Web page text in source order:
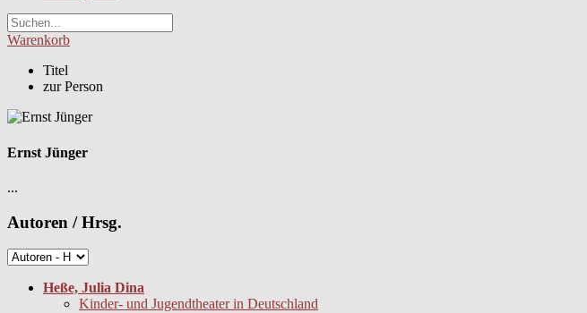
Warenkorb
Titel
zur Person
Ernst Jünger
...
Autoren / Hrsg.
Heße, Julia Dina
Kinder- und Jugendtheater in Deutschland